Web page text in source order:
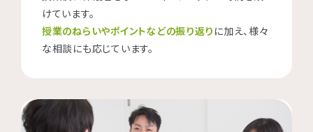
けています。
授業のねらいやポイントなどの振り返り に加え、様々
な相談にも応じています。